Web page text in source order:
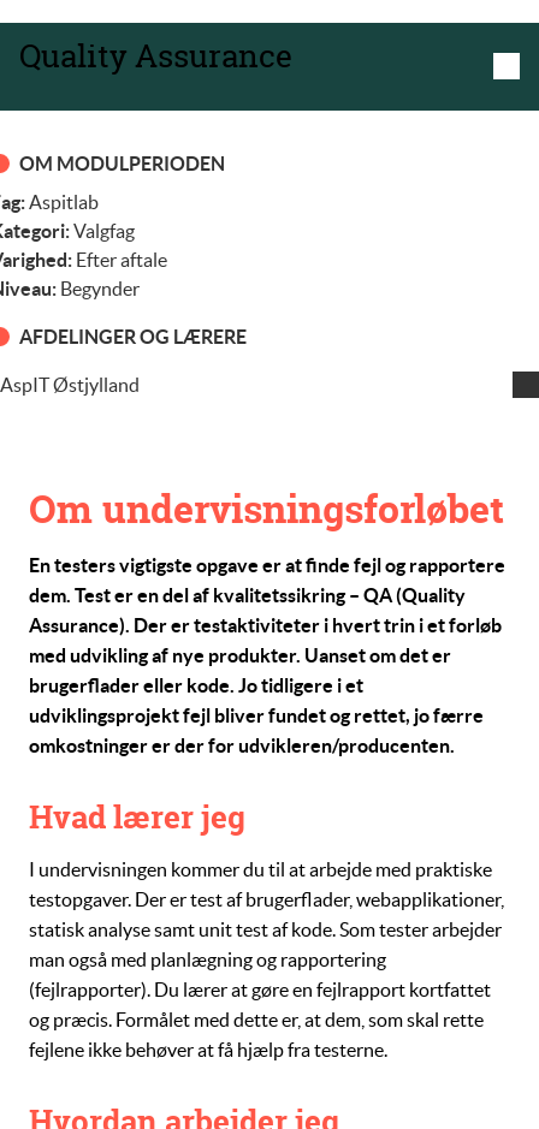
Om undervisningsforløbet
En testers vigtigste opgave er at finde fejl og rapportere
dem. Test er en del af kvalitetssikring – QA (Quality
Assurance). Der er testaktiviteter i hvert trin i et forløb
med udvikling af nye produkter. Uanset om det er
brugerflader eller kode. Jo tidligere i et
udviklingsprojekt fejl bliver fundet og rettet, jo færre
omkostninger er der for udvikleren/producenten.
Hvad lærer jeg
I undervisningen kommer du til at arbejde med praktiske
testopgaver. Der er test af brugerflader, webapplikationer,
statisk analyse samt unit test af kode. Som tester arbejder
man også med planlægning og rapportering
(fejlrapporter). Du lærer at gøre en fejlrapport kortfattet
og præcis. Formålet med dette er, at dem, som skal rette
fejlene ikke behøver at få hjælp fra testerne.
Quality Assurance
OM MODULPERIODEN
Aspitlab
Valgfag
Efter aftale
Begynder
AFDELINGER OG LÆRERE
AspIT Østjylland